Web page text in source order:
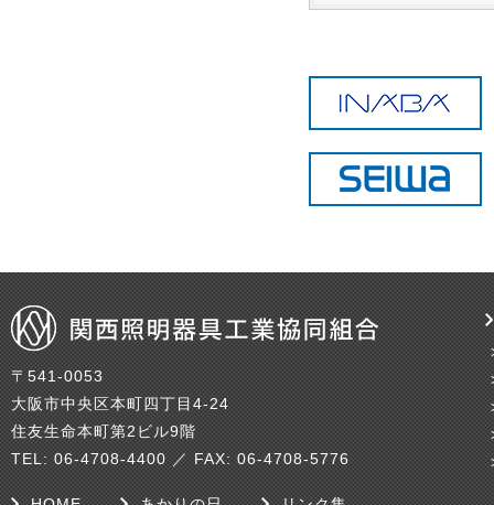
〒541-0053
大阪市中央区本町四丁目4-24
住友生命本町第2ビル9階
TEL: 06-4708-4400 ／ FAX: 06-4708-5776